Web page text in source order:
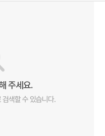
주세요.
색할 수 있습니다.